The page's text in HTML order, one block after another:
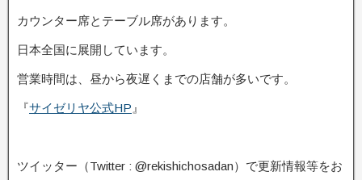
カウンター席とテーブル席があります。
日本全国に展開しています。
営業時間は、昼から夜遅くまでの店舗が多いです。
『サイゼリヤ公式HP 』
ツイッター（Twitter : @rekishichosadan）で更新情報等をお